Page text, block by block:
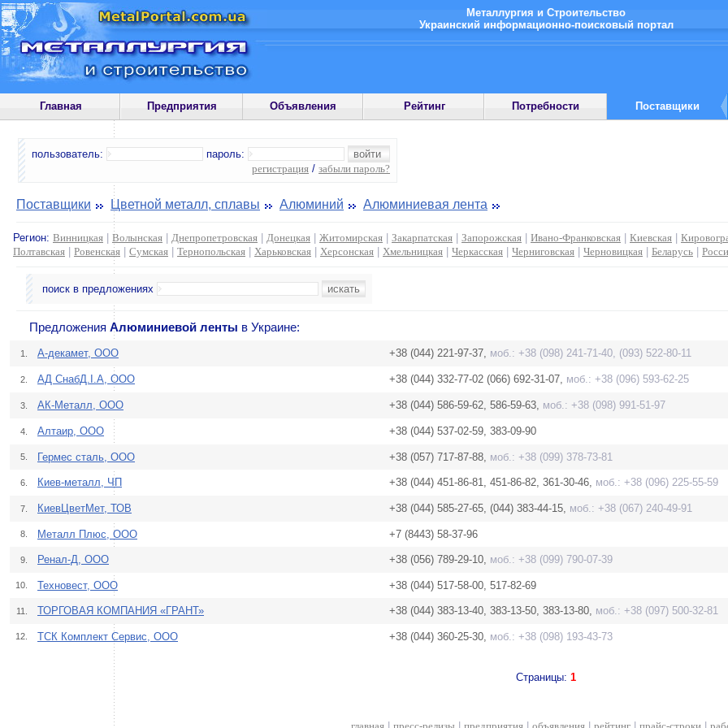
Металлургия и Строительство
Украинский информационно-поисковый портал
Главная Предприятия Объявления Рейтинг Потребности Поставщики
пользователь:
пароль:
регистрация / забыли пароль?
Поставщики Цветной металл, сплавы Алюминий Алюминиевая лента
Регион: Винницкая Волынская Днепропетровская Донецкая Житомирская Закарпатская Запорожская Ивано-Франковская Киевская
Полтавская
Ровенская Сумская Тернопольская Харьковская Херсонская Хмельницкая Черкасская Черниговская Черновицкая Беларусь
поиск в предложениях
Предложения Алюминиевой ленты в Украине:
1. А-декамет, ООО +38 (044) 221-97-37, моб.: +38 (098) 241-71-40, (093) 522-80-11
2. АД СнабД.І.А, ООО +38 (044) 332-77-02 (066) 692-31-07, моб.: +38 (096) 593-62-25
3. АК-Металл, ООО +38 (044) 586-59-62, 586-59-63, моб.: +38 (098) 991-51-97
4. Алтаир, ООО +38 (044) 537-02-59, 383-09-90
5. Гермес сталь, ООО +38 (057) 717-87-88, моб.: +38 (099) 378-73-81
6. Киев-металл, ЧП +38 (044) 451-86-81, 451-86-82, 361-30-46, моб.: +38 (096) 225-55-59
7. КиевЦветМет, ТОВ +38 (044) 585-27-65, (044) 383-44-15, моб.: +38 (067) 240-49-91
8. Металл Плюс, ООО +7 (8443) 58-37-96
9. Ренал-Д, ООО +38 (056) 789-29-10, моб.: +38 (099) 790-07-39
10. Техновест, ООО +38 (044) 517-58-00, 517-82-69
11. ТОРГОВАЯ КОМПАНИЯ «ГРАНТ» +38 (044) 383-13-40, 383-13-50, 383-13-80, моб.: +38 (097) 500-32-81
12. ТСК Комплект Сервис, ООО +38 (044) 360-25-30, моб.: +38 (098) 193-43-73
Страницы: 1